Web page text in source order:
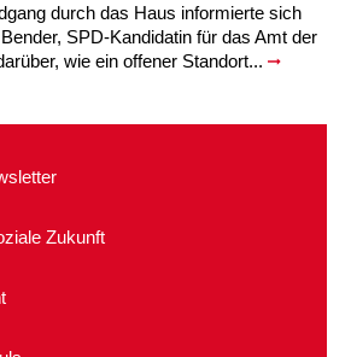
durch das Haus informierte sich
SPD-Kandidatin für das Amt der
wie ein offener Standort...
Zukunft